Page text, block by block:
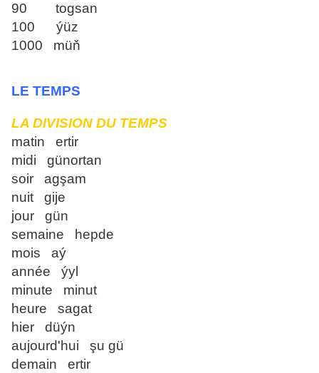
90 togsan
100 ýüz
1000 müň
LE TEMPS
LA DIVISION DU TEMPS
matin ertir
midi günortan
soir agşam
nuit gije
jour gün
semaine hepde
mois aý
année ýyl
minute minut
heure sagat
hier düýn
aujourd'hui şu gü
demain ertir